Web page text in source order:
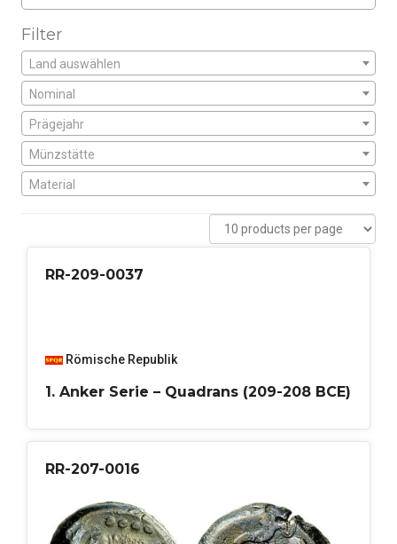
Filter
Land auswählen
Nominal
Prägejahr
Münzstätte
Material
RR-209-0037
Römische Republik
1. Anker Serie – Quadrans (209-208 BCE)
RR-207-0016